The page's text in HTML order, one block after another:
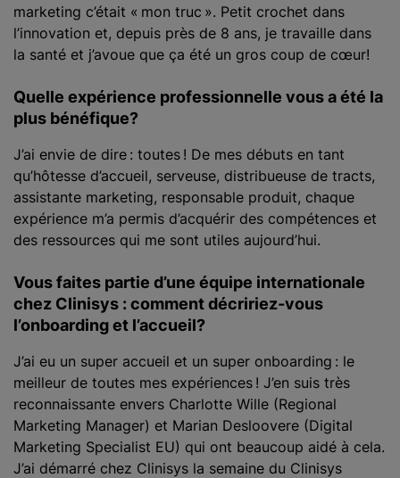
marketing c’était « mon truc ». Petit crochet dans
l’innovation et, depuis près de 8 ans, je travaille dans
la santé et j’avoue que ça été un gros coup de cœur!
Quelle expérience professionnelle vous a été la
plus bénéfique?
J’ai envie de dire : toutes ! De mes débuts en tant
qu’hôtesse d’accueil, serveuse, distribueuse de tracts,
assistante marketing, responsable produit, chaque
expérience m’a permis d’acquérir des compétences et
des ressources qui me sont utiles aujourd’hui.
Vous faites partie d’une équipe internationale
chez Clinisys : comment décririez-vous
l’onboardinget l’accueil?
J’ai eu un super accueil et un super onboarding : le
meilleur de toutes mes expériences ! J’en suis très
reconnaissante envers Charlotte Wille (Regional
Marketing Manager) et Marian Desloovere (Digital
Marketing Specialist EU) qui ont beaucoup aidé à cela.
J’ai démarré chez Clinisys la semaine du Clinisys